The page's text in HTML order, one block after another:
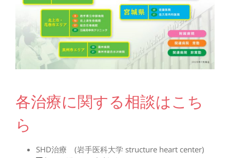
各治療に関する相談はこち
ら
SHD治療 (岩手医科大学 structure heart center)